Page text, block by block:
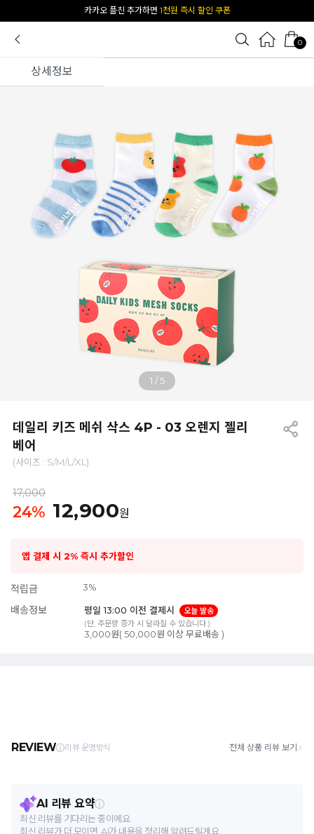
[공식몰 단독] 앱 다운받고2% 결제 할인 받기
0
상세정보
1 /5
데일리 키즈 메쉬 삭스 4P - 03 오렌지 젤리
베어
(사이즈 : S/M/L/XL)
17,000
24% 12,900원
앱 결제 시 2% 즉시 추가할인
적립금 3%
배송정보 평일 13:00 이전 결제시
오늘 발송
(단, 주문량 증가 시 달라질 수 있습니다.)
3,000원( 50,000원 이상 무료배송 )